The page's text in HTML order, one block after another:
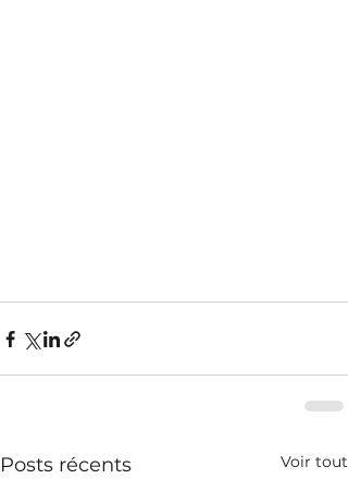
Posts récents Voir tout